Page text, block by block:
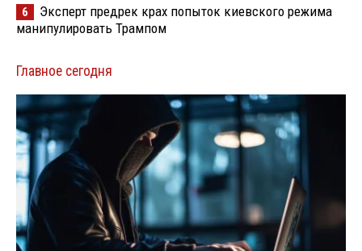
6
Эксперт предрек крах попыток киевского режима
манипулировать Трампом
Главное сегодня